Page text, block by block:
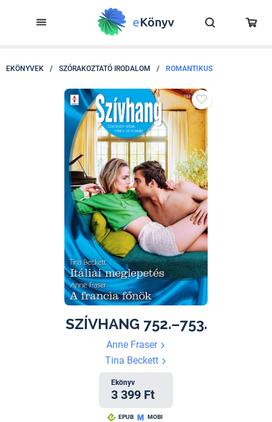
EKÖNYVEK / SZÓRAKOZTATÓ IRODALOM / ROMANTIKUS
SZÍVHANG 752.–753.
Anne Fraser
Tina Beckett
Ekönyv
3 399 Ft
EPUB MOBI